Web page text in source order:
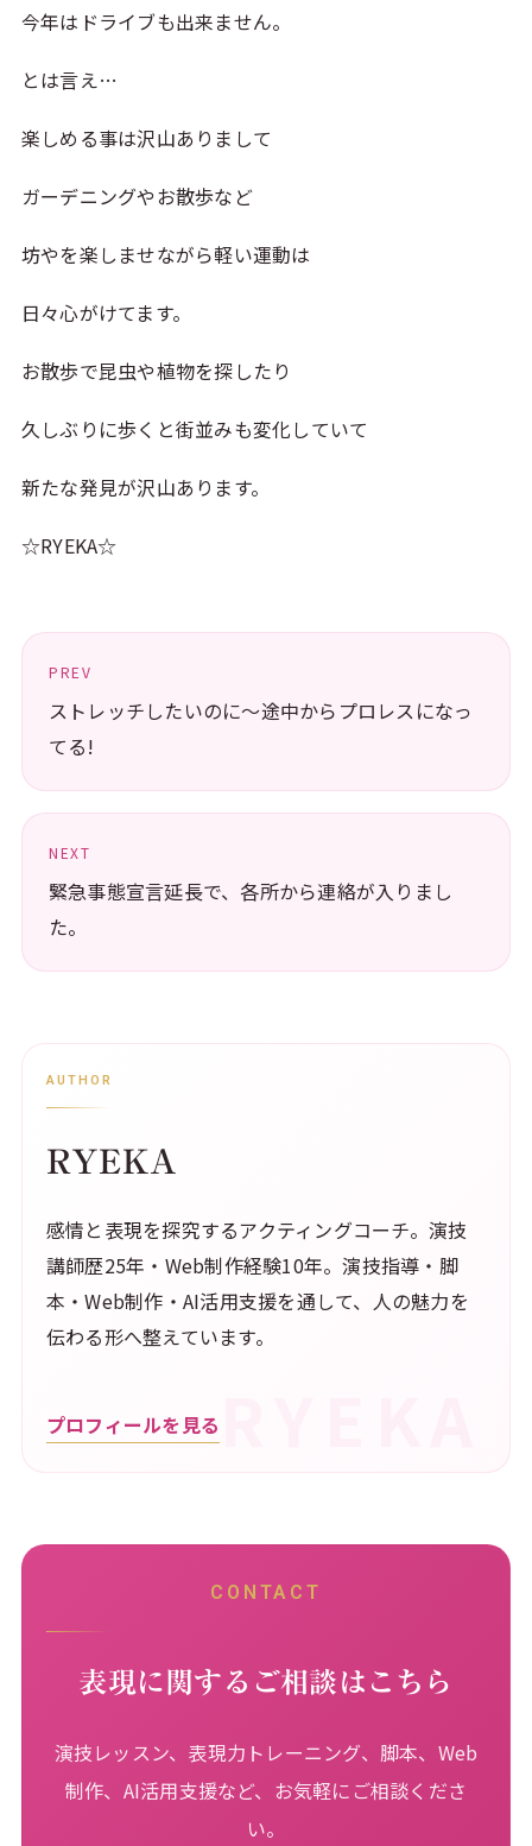
今年はドライブも出来ません。
とは言え…
楽しめる事は沢山ありまして
ガーデニングやお散歩など
坊やを楽しませながら軽い運動は
日々心がけてます。
お散歩で昆虫や植物を探したり
久しぶりに歩くと街並みも変化していて
新たな発見が沢山あります。
☆RYEKA☆
PREV
ストレッチしたいのに〜途中からプロレスになっ
てる!
NEXT
緊急事態宣言延長で、各所から連絡が入りまし
た。
AUTHOR
RYEKA
感情と表現を探究するアクティングコーチ。演技
講師歴25年・Web制作経験10年。演技指導・脚
本・Web制作・AI活用支援を通して、人の魅力を
伝わる形へ整えています。
プロフィールを見る
CONTACT
表現に関するご相談はこちら
演技レッスン、表現力トレーニング、脚本、Web
制作、AI活用支援など、お気軽にご相談くださ
い。